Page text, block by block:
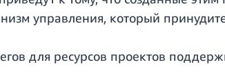
управления, который
для ресурсов проектов